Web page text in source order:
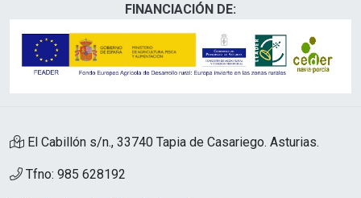
FINANCIACIÓN DE:
El Cabillón s/n., 33740 Tapia de Casariego. Asturias.
Tfno: 985 628192